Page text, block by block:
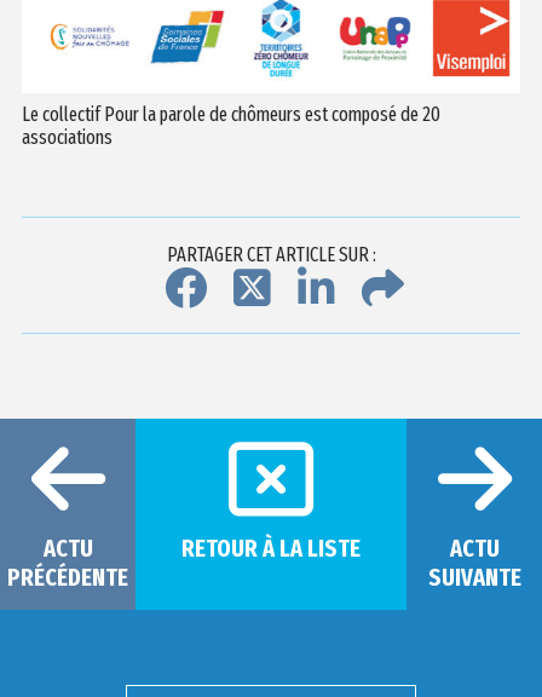
Le collectif Pour la parole de chômeurs est composé de 20
associations
PARTAGER CET ARTICLE SUR :
ACTU
PRÉCÉDENTE
RETOUR À LA LISTE
ACTU
SUIVANTE